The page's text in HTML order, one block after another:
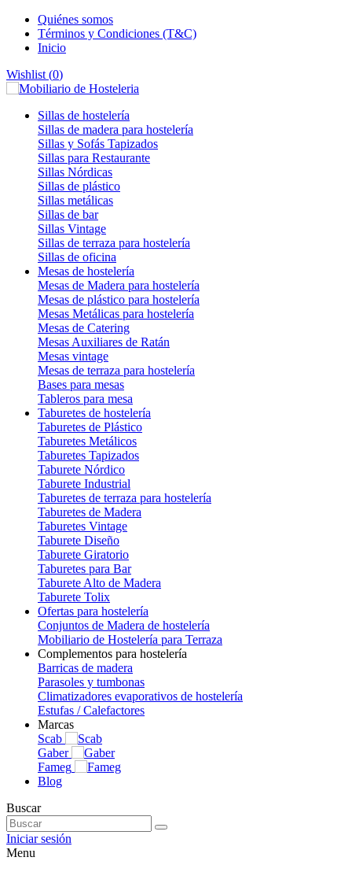
Quiénes somos
Términos y Condiciones (T&C)
Inicio
Wishlist (0)
Sillas de hostelería
Sillas de madera para hostelería
Sillas y Sofás Tapizados
Sillas para Restaurante
Sillas Nórdicas
Sillas de plástico
Sillas metálicas
Sillas de bar
Sillas Vintage
Sillas de terraza para hostelería
Sillas de oficina
Mesas de hostelería
Mesas de Madera para hostelería
Mesas de plástico para hostelería
Mesas Metálicas para hostelería
Mesas de Catering
Mesas Auxiliares de Ratán
Mesas vintage
Mesas de terraza para hostelería
Bases para mesas
Tableros para mesa
Taburetes de hostelería
Taburetes de Plástico
Taburetes Metálicos
Taburetes Tapizados
Taburete Nórdico
Taburete Industrial
Taburetes de terraza para hostelería
Taburetes de Madera
Taburetes Vintage
Taburete Diseño
Taburete Giratorio
Taburetes para Bar
Taburete Alto de Madera
Taburete Tolix
Ofertas para hostelería
Conjuntos de Madera de hostelería
Mobiliario de Hostelería para Terraza
Complementos para hostelería
Barricas de madera
Parasoles y tumbonas
Climatizadores evaporativos de hostelería
Estufas / Calefactores
Marcas
Scab
Gaber
Fameg
Blog
Buscar
Iniciar sesión
Menu